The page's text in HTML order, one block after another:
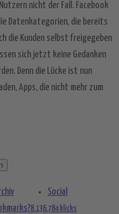
Consent
eRecht24
nicht der Fall. Facebook
Datenkategorien, die bereits
die Kunden selbst freigegeben
sich jetzt keine Gedanken
Denn die Lücke ist nun
Apps, die nicht mehr zum
Social
8.136.784 klicks